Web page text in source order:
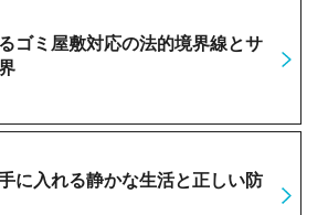
ゴミ屋敷対応の法的境界線とサ
に入れる静かな生活と正しい防